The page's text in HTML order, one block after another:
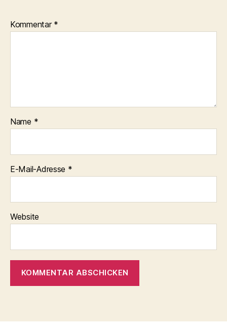
Kommentar *
Name *
E-Mail-Adresse *
Website